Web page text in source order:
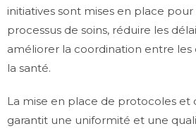
initiatives sont mises en place
processus de soins, réduire les
améliorer la coordination entre les
la santé.
La mise en place de protocoles et
garantit une uniformité et une